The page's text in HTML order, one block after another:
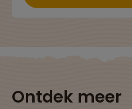
Ontdek meer